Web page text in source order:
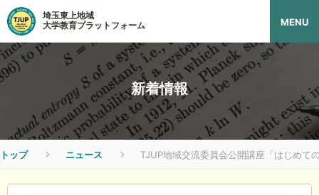
埼玉東上地域
大学教育プラットフォーム
MENU
新着情報
トップ ニュース TJUP地域交流委員会公開講座「はじめて